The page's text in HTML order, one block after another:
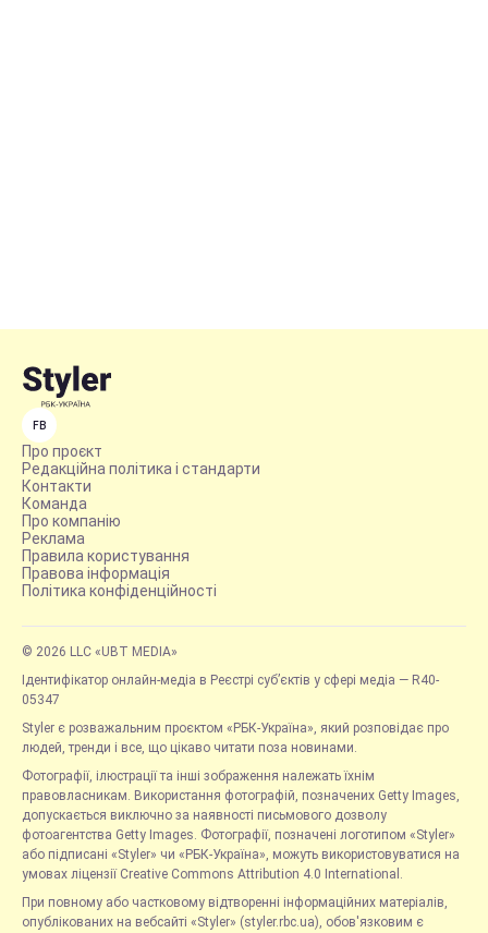
FB
Про проєкт
Редакційна політика і стандарти
Контакти
Команда
Про компанію
Реклама
Правила користування
Правова інформація
Політика конфіденційності
© 2026 LLC «UBT MEDIA»
Ідентифікатор онлайн-медіа в Реєстрі суб’єктів у сфері медіа — R40-
05347
Styler є розважальним проєктом «РБК-Україна», який розповідає про
людей, тренди і все, що цікаво читати поза новинами.
Фотографії, ілюстрації та інші зображення належать їхнім
правовласникам. Використання фотографій, позначених Getty Images,
допускається виключно за наявності письмового дозволу
фотоагентства Getty Images. Фотографії, позначені логотипом «Styler»
або підписані «Styler» чи «РБК-Україна», можуть використовуватися на
умовах ліцензії Creative Commons Attribution 4.0 International.
При повному або частковому відтворенні інформаційних матеріалів,
опублікованих на вебсайті «Styler» (styler.rbc.ua), обов'язковим є